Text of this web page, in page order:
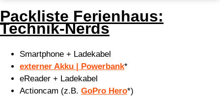
Packliste Ferienhaus:
Technik-Nerds
Smartphone + Ladekabel
externer Akku | Powerbank*
eReader + Ladekabel
Actioncam (z.B. GoPro Hero*)